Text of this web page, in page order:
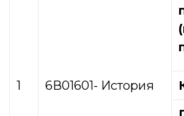
1 6В01601- История